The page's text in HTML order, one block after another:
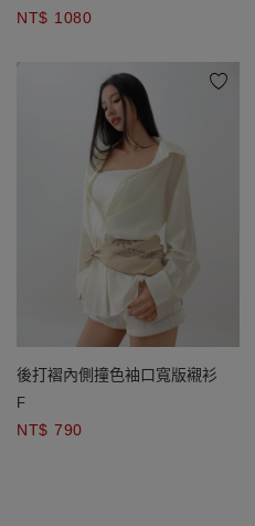
NT$ 1080
後打褶內側撞色袖口寬版襯衫
F
NT$ 790